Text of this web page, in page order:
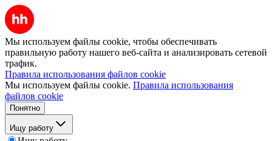
Мы используем файлы cookie, чтобы обеспечивать
правильную работу нашего веб-сайта и анализировать сетевой
трафик.
Правила использования файлов cookie
Мы используем файлы cookie. Правила использования
файлов cookie
Понятно
Ищу работу